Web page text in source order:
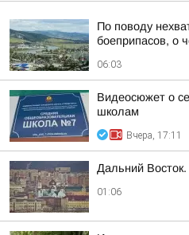
По поводу
боеприпасов, о
06:03
Видеосюжет о
школам
Вчера, 17:11
Дальний
01:06